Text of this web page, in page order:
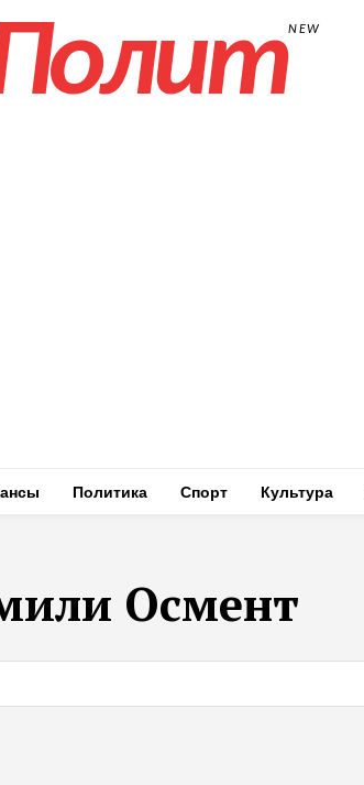
NEW
Политика Спорт Культура
Осмент